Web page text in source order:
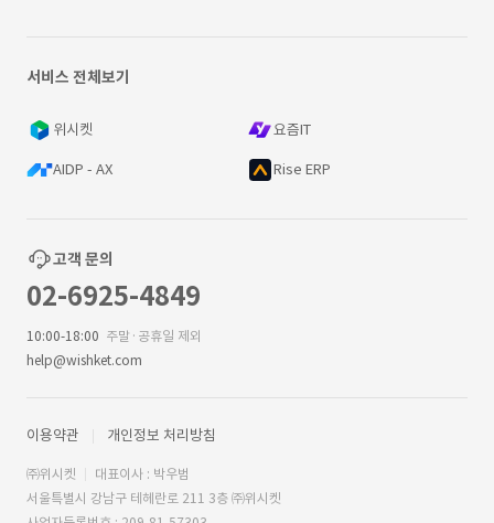
서비스 전체보기
위시켓 요즘IT
AIDP - AX Rise ERP
고객 문의
02-6925-4849
10:00-18:00 주말·공휴일 제외
help@wishket.com
이용약관 개인정보 처리방침
㈜위시켓
대표이사 : 박우범
서울특별시 강남구 테헤란로 211 3층 ㈜위시켓